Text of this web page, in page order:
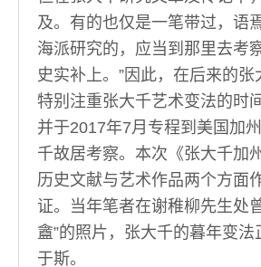
及。有的也仅是一笔带过，语
海派研究的，应当到那里去考
史实补上。”因此，在后来的
特别注重张大千艺术变法的时
并于2017年7月专程到美国加
千故居考察。本次《张大千加
历史文献与艺术作品两个方面
证。当年笔者在谢稚柳先生处
盦”的照片，张大千的暮年变
于斯。